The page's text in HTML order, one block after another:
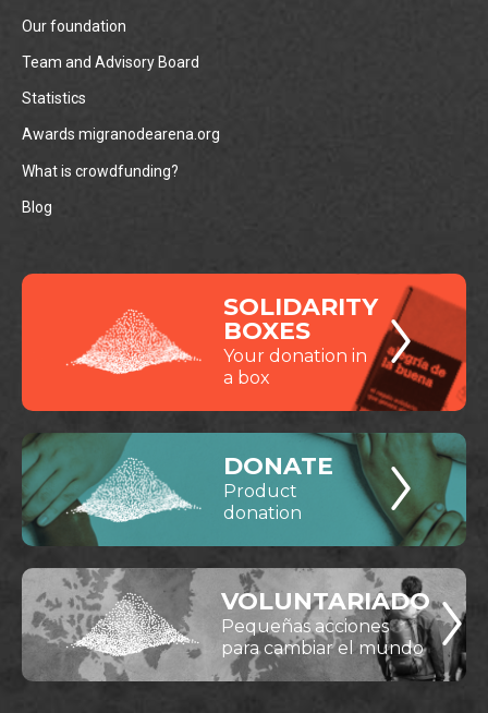
Our foundation
Team and Advisory Board
Statistics
Awards migranodearena.org
What is crowdfunding?
Blog
SOLIDARITY
BOXES
Your donation in
a box
DONATE
Product
donation
VOLUNTARIADO
Pequeñas acciones
para cambiar el mundo